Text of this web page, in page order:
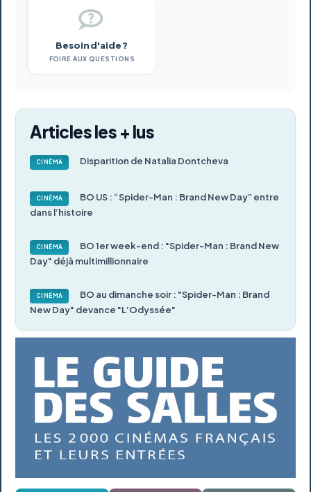
Besoin d'aide ?
FOIRE AUX QUESTIONS
Articles les + lus
CINÉMA Disparition de Natalia Dontcheva
CINÉMA
BO US : “Spider-Man : Brand New Day” entre
dans l’histoire
CINÉMA
BO 1er week-end : "Spider-Man : Brand New
Day" déjà multimillionnaire
CINÉMA
BO au dimanche soir : "Spider-Man : Brand
New Day" devance "L’Odyssée"